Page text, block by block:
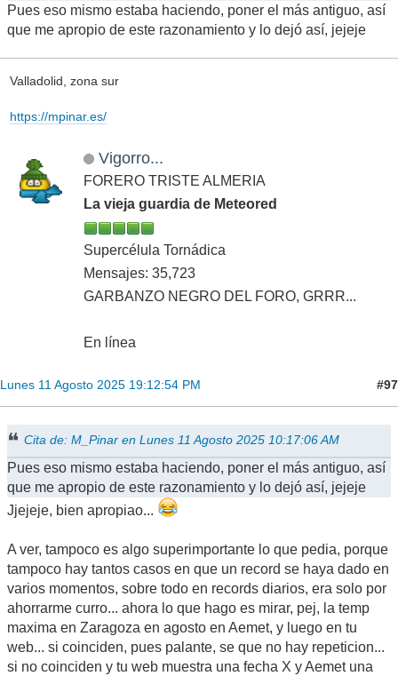
Pues eso mismo estaba haciendo, poner el más antiguo, así
que me apropio de este razonamiento y lo dejó así, jejeje
Valladolid, zona sur
https://mpinar.es/
Vigorro...
FORERO TRISTE ALMERIA
La vieja guardia de Meteored
Supercélula Tornádica
Mensajes: 35,723
GARBANZO NEGRO DEL FORO, GRRR...
En línea
Lunes 11 Agosto 2025 19:12:54 PM #97
Cita de: M_Pinar en Lunes 11 Agosto 2025 10:17:06 AM
Pues eso mismo estaba haciendo, poner el más antiguo, así
que me apropio de este razonamiento y lo dejó así, jejeje
Jjejeje, bien apropiao...
A ver, tampoco es algo superimportante lo que pedia, porque
tampoco hay tantos casos en que un record se haya dado en
varios momentos, sobre todo en records diarios, era solo por
ahorrarme curro... ahora lo que hago es mirar, pej, la temp
maxima en Zaragoza en agosto en Aemet, y luego en tu
web... si coinciden, pues palante, se que no hay repeticion...
si no coinciden y tu web muestra una fecha X y Aemet una